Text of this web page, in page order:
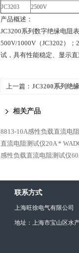
JC3203
2500V
产品概述：
JC3200系列数字绝缘电阻
500V/1000V（JC3202）
试，具有性能稳定、显示
上一篇： JC3200系列绝
相关产品
8813-10A感性负载直流电
直流电阻测试仪20A *
感性负载直流电阻测试仪
联系方式
上海旺徐电气有限公司
地址：上海市宝山区水